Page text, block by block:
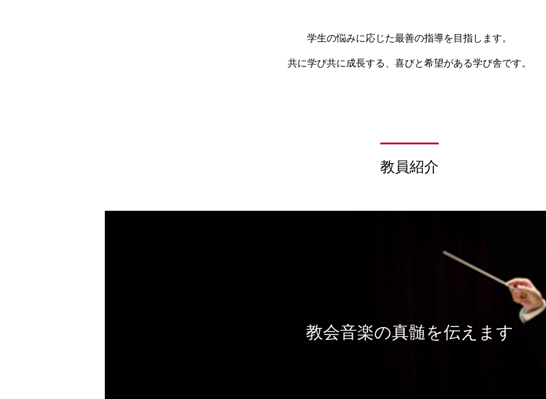
学生の悩みに応じた最善の指導を目指します。
共に学び共に成長する、喜びと希望がある学び舎です。
教員紹介
教会音楽の真髄を伝えます